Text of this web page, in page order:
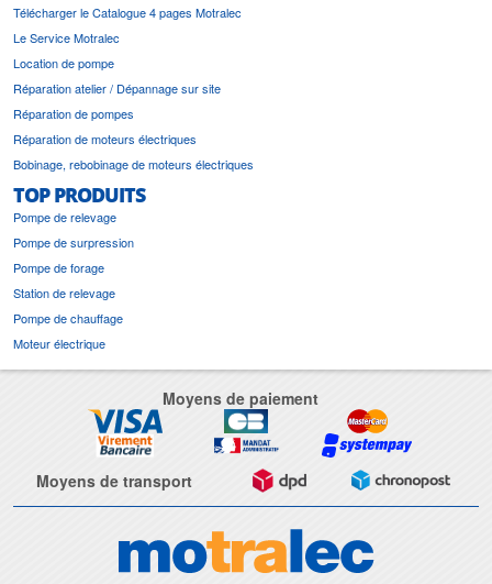
Télécharger le Catalogue 4 pages Motralec
Le Service Motralec
Location de pompe
Réparation atelier / Dépannage sur site
Réparation de pompes
Réparation de moteurs électriques
Bobinage, rebobinage de moteurs électriques
TOP PRODUITS
Pompe de relevage
Pompe de surpression
Pompe de forage
Station de relevage
Pompe de chauffage
Moteur électrique
Moyens de paiement
Moyens de transport